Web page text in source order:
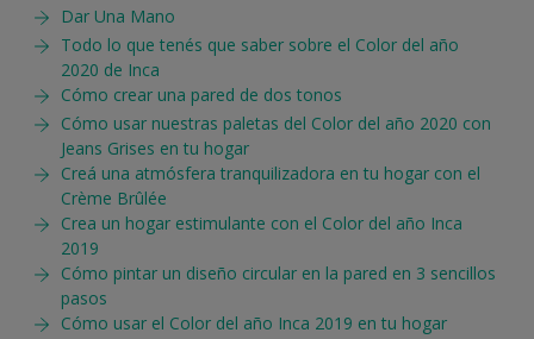
Dar Una Mano
Todo lo que tenés que saber sobre el Color del año
2020 de Inca
Cómo crear una pared de dos tonos
Cómo usar nuestras paletas del Color del año 2020 con
Jeans Grises en tu hogar
Creá una atmósfera tranquilizadora en tu hogar con el
Crème Brûlée
Crea un hogar estimulante con el Color del año Inca
2019
Cómo pintar un diseño circular en la pared en 3 sencillos
pasos
Cómo usar el Color del año Inca 2019 en tu hogar